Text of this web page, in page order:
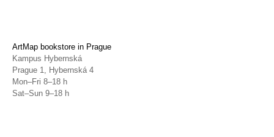
ArtMap bookstore in Prague
Kampus Hybernská
Prague 1, Hybernská 4
Mon–Fri 8–18 h
Sat–Sun 9–18 h